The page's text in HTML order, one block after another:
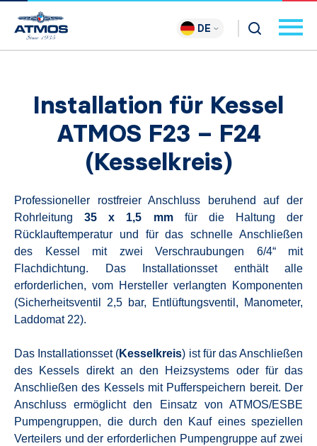
DE
Installation für Kessel
ATMOS F23 – F24
(Kesselkreis)
Professioneller rostfreier Anschluss beruhend auf der
Rohrleitung 35 x 1,5 mmfür die Haltung der
Rücklauftemperatur und für das schnelle Anschließen
des Kessel mit zwei Verschraubungen 6/4“ mit
Flachdichtung. Das Installationsset enthält alle
erforderlichen, vom Hersteller verlangten Komponenten
(Sicherheitsventil 2,5 bar, Entlüftungsventil, Manometer,
Laddomat 22).
Das Installationsset (Kesselkreis) ist für das Anschließen
des Kessels direkt an den Heizsystems oder für das
Anschließen des Kessels mit Pufferspeichern bereit. Der
Anschluss ermöglicht den Einsatz von ATMOS/ESBE
Pumpengruppen, die durch den Kauf eines speziellen
Verteilers und der erforderlichen Pumpengruppe auf zwei